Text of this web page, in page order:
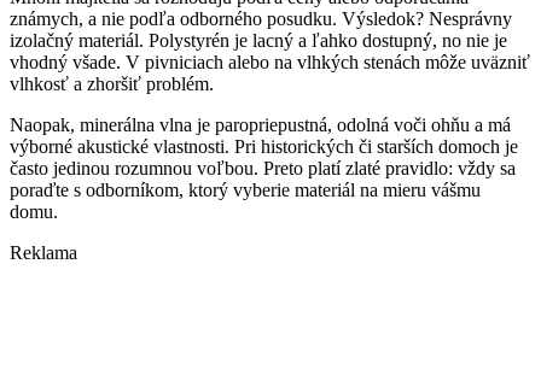
známych, a nie podľa odborného posudku. Výsledok? Nesprávny
izolačný materiál. Polystyrén je lacný a ľahko dostupný, no nie je
vhodný všade. V pivniciach alebo na vlhkých stenách môže uväzniť
vlhkosť a zhoršiť problém.
Naopak, minerálna vlna je paropriepustná, odolná voči ohňu a má
výborné akustické vlastnosti. Pri historických či starších domoch je
často jedinou rozumnou voľbou. Preto platí zlaté pravidlo: vždy sa
poraďte s odborníkom, ktorý vyberie materiál na mieru vášmu
domu.
Reklama